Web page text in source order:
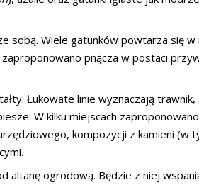
sobą. Wiele gatunków powtarza się
pnącza w postaci
Łukowate linie wyznaczają trawnik,
W kilku miejscach
kompozycji z kamieni (w
ogrodową. Będzie z niej